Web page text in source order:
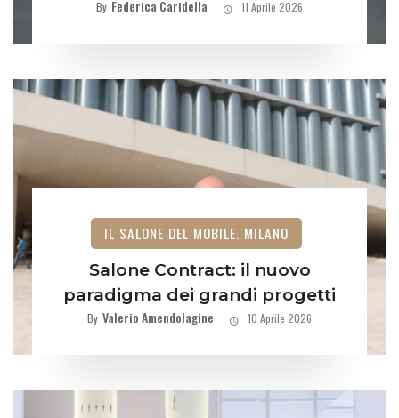
By Federica Caridella 11 Aprile 2026
IL SALONE DEL MOBILE. MILANO
Salone Contract: il nuovo
paradigma dei grandi progetti
By Valerio Amendolagine 10 Aprile 2026